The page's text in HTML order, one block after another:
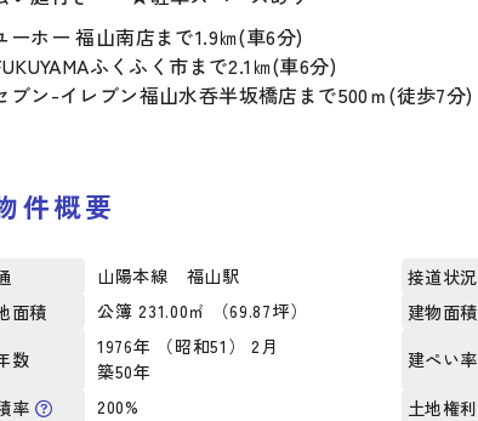
ーホー 福山南店まで1.9㎞(車6分)
ふくふく市まで2.1㎞(車6分)
ブン-イレブン福山水呑半坂橋店まで500ｍ(徒歩7分)
件概要
山陽本線 福山駅 接道状況
面積
公簿 231.00㎡ （69.87坪） 建物面積
数
1976年 （昭和51） 2月
築50年
建ぺい率
率
200% 土地権利